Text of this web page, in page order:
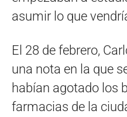
asumir lo que
El 28 de febrero,
una nota en la que
habían agotado los
farmacias de la